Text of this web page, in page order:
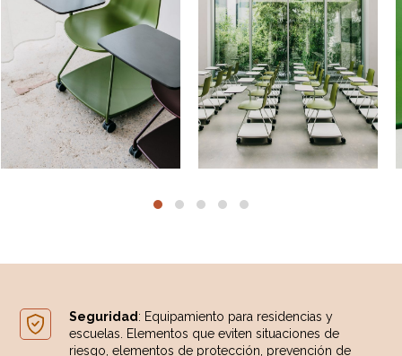
Seguridad: Equipamiento para residencias y
escuelas. Elementos que eviten situaciones de
riesgo, elementos de protección, prevención de